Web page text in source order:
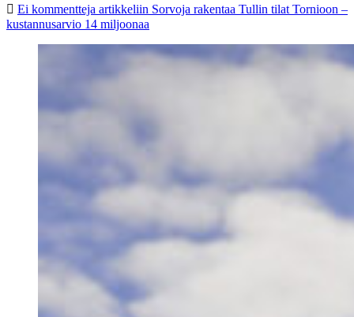
Ei kommentteja artikkeliin Sorvoja rakentaa Tullin tilat Tornioon –
kustannusarvio 14 miljoonaa